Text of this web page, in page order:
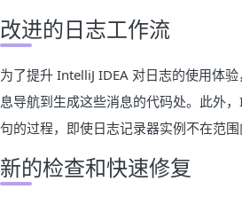
改进的日志工作流
为了提升 IntelliJ IDEA 对日志的使用体
息导航到生成这些消息的代码处。此外
句的过程，即使日志记录器实例不在范
新的检查和快速修复